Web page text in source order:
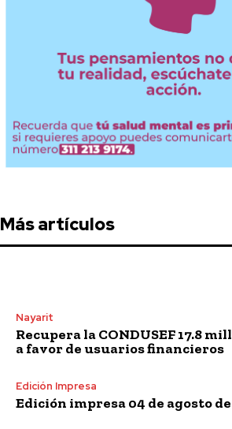
Más artículos
Nayarit
Recupera la CONDUSEF 17.8
a favor de usuarios financieros
Edición Impresa
Edición impresa 04 de agosto de